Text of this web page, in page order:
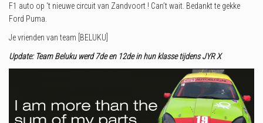
F1 auto op ‘t nieuwe circuit van Zandvoort ! Can’t wait. Bedankt te gekke
Ford Puma.
Je vrienden van team [BELUKU]
Update: Team Beluku werd 7de en 12de in hun klasse tijdens JYR X